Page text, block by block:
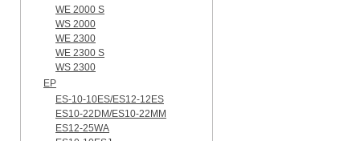
WE 2000 S
WS 2000
WE 2300
WE 2300 S
WS 2300
EP
ES-10-10ES/ES12-12ES
ES10-22DM/ES10-22MM
ES12-25WA